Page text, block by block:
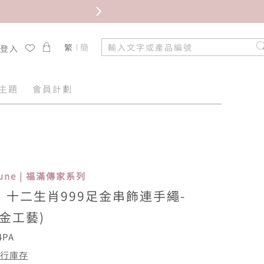
入 繁 簡
題 會員計劃
| 福滿傳家系列
二生肖999足金串飾連手繩-
工藝)
庫存